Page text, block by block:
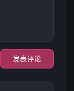
发表评论